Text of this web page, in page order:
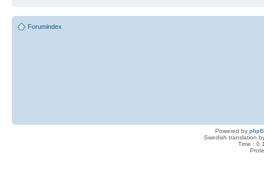
Forumindex
Powered by
Swedish translation
Time :